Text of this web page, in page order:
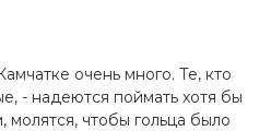
очень много. Те, кто
- надеются поймать хотя бы
молятся, чтобы гольца было